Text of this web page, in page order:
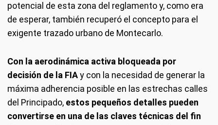
potencial de esta zona del reglamento y, como era
de esperar, también recuperó el concepto para el
exigente trazado urbano de Montecarlo.
Con la aerodinámica activa bloqueada por
decisión de la FIAy con la necesidad de generar la
máxima adherencia posible en las estrechas calles
del Principado, estos pequeños detalles pueden
convertirse en una de las claves técnicas del fin